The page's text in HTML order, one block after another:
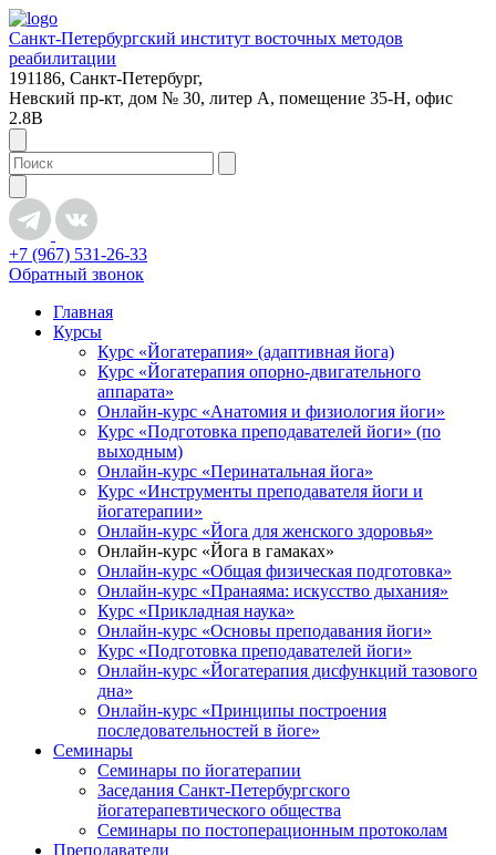
Санкт-Петербургский институт восточных методов
реабилитации
191186, Санкт-Петербург,
Невский пр-кт, дом № 30, литер А, помещение 35-Н, офис
2.8В
+7 (967) 531-26-33
Обратный звонок
Главная
Курсы
Курс «Йогатерапия» (адаптивная йога)
Курс «Йогатерапия опорно-двигательного
аппарата»
Онлайн-курс «Анатомия и физиология йоги»
Курс «Подготовка преподавателей йоги» (по
выходным)
Онлайн-курс «Перинатальная йога»
Курс «Инструменты преподавателя йоги и
йогатерапии»
Онлайн-курс «Йога для женского здоровья»
Онлайн-курс «Йога в гамаках»
Онлайн-курс «Общая физическая подготовка»
Онлайн-курс «Пранаяма: искусство дыхания»
Курс «Прикладная наука»
Онлайн-курс «Основы преподавания йоги»
Курс «Подготовка преподавателей йоги»
Онлайн-курс «Йогатерапия дисфункций тазового
дна»
Онлайн-курс «Принципы построения
последовательностей в йоге»
Семинары
Семинары по йогатерапии
Заседания Санкт-Петербургского
йогатерапевтического общества
Семинары по постоперационным протоколам
Преподаватели